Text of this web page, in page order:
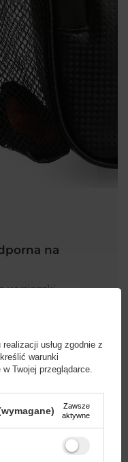
na
wycieczki
Skutecznie
zamoczeniem
je w
wodoszczelny
usług zgodnie z
warunki
Twojej przeglądarce.
Zawsze
aktywne